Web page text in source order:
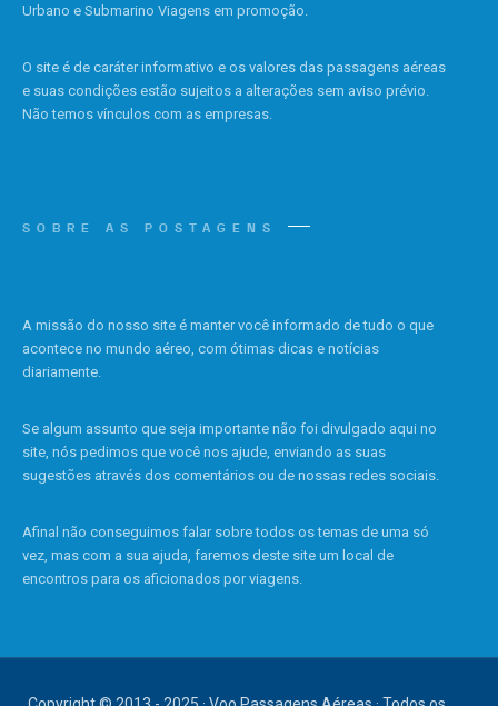
Urbano e Submarino Viagens em promoção.
O site é de caráter informativo e os valores das passagens aéreas
e suas condições estão sujeitos a alterações sem aviso prévio.
Não temos vínculos com as empresas.
SOBRE AS POSTAGENS
A missão do nosso site é manter você informado de tudo o que
acontece no mundo aéreo, com ótimas dicas e notícias
diariamente.
Se algum assunto que seja importante não foi divulgado aqui no
site, nós pedimos que você nos ajude, enviando as suas
sugestões através dos comentários ou de nossas redes sociais.
Afinal não conseguimos falar sobre todos os temas de uma só
vez, mas com a sua ajuda, faremos deste site um local de
encontros para os aficionados por viagens.